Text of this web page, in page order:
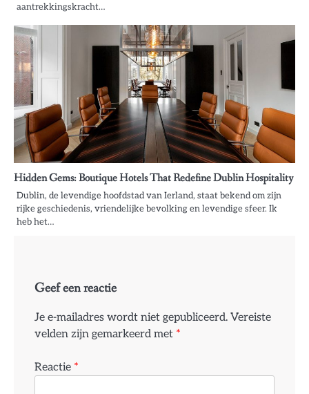
aantrekkingskracht…
Hidden Gems: Boutique Hotels That Redefine Dublin Hospitality
Dublin, de levendige hoofdstad van Ierland, staat bekend om zijn
rijke geschiedenis, vriendelijke bevolking en levendige sfeer. Ik
heb het…
Geef een reactie
Je e-mailadres wordt niet gepubliceerd. Vereiste
velden zijn gemarkeerd met *
Reactie *